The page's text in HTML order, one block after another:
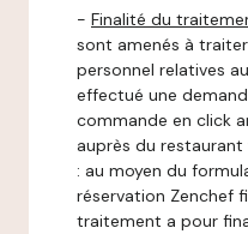
- Finalité du
sont amenés à
personnel relatives
effectué une
commande en click
auprès du restaurant
: au moyen du
réservation Zenchef
traitement a pour